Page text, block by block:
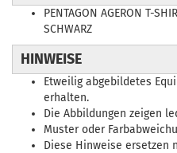
PENTAGON AGERON T-
SCHWARZ
HINWEISE
Etweilig abgebildetes
erhalten.
Die Abbildungen zeigen
Muster oder
Diese Hinweise ersetzen